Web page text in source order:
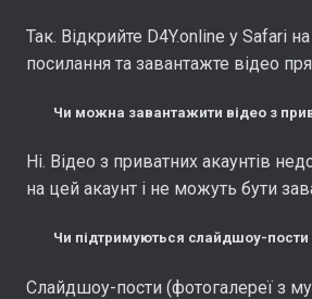
Так. Відкрийте D4Y.online у Safari
посилання та завантажте відео
Чи можна завантажити відео з
Ні. Відео з приватних акаунтів
на цей акаунт і не можуть бути
Чи підтримуються слайдшоу-пости
Слайдшоу-пости (фотогалереї з